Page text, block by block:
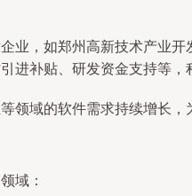
业，如郑州高新技术产业
补贴、研发资金支持等，
域的软件需求持续增长，
域：